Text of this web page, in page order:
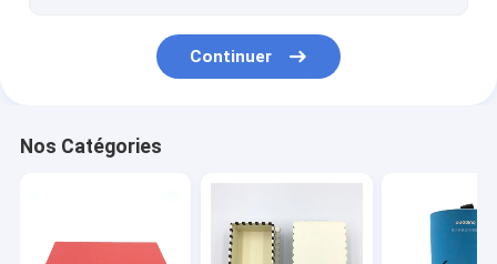
Maison
Continuer
Nos Catégories